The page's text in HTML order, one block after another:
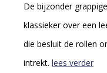
De bijzonder
klassieker over een
die besluit de rollen
intrekt. lees verder